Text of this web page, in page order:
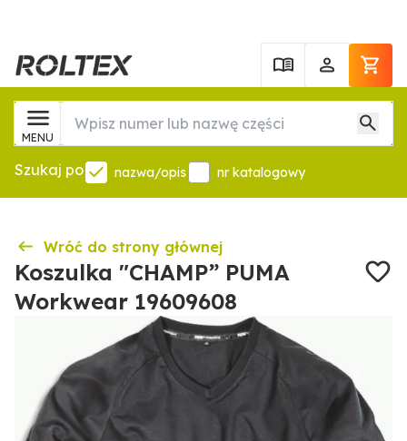
MENU
Szukaj po nazwa/opis nr katalogowy
Wróć do strony głównej
Koszulka "CHAMP” PUMA
Workwear 19609608